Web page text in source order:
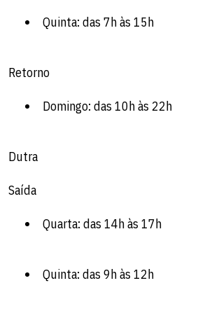
Quinta: das 7h às 15h
Retorno
Domingo: das 10h às 22h
Dutra
Saída
Quarta: das 14h às 17h
Quinta: das 9h às 12h